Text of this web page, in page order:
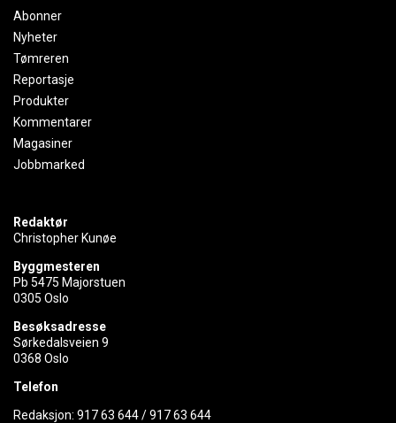
Abonner
Nyheter
Tømreren
Reportasje
Produkter
Kommentarer
Magasiner
Jobbmarked
Redaktør
Christopher Kunøe
Byggmesteren
Pb 5475 Majorstuen
0305 Oslo
Besøksadresse
Sørkedalsveien 9
0368 Oslo
Telefon
Redaksjon: 917 63 644/917 63 644